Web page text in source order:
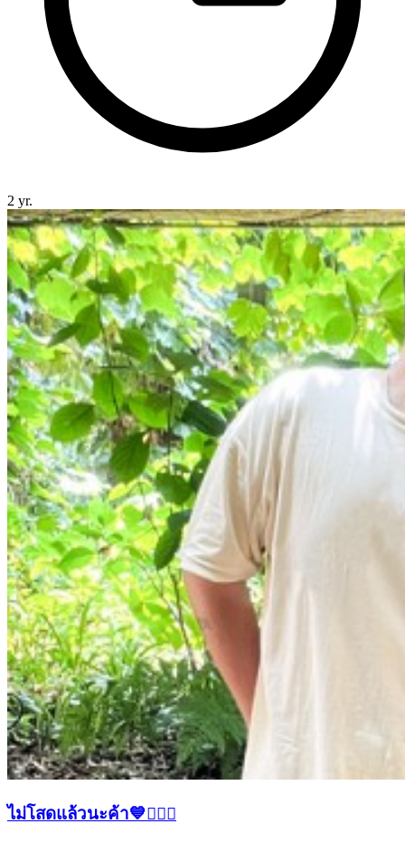
2 yr.
ไม่โสดแล้วนะค้า💙👰🏻‍♀️